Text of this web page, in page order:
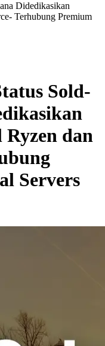
Didedikasikan
Terhubung Premium
Sold-
dan
Servers